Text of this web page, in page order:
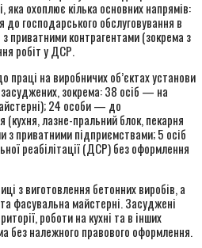
яка охоплює кілька основних напрямів:
до господарського обслуговування в
приватними контрагентами (зокрема з
робіт у ДСР.
на виробничих об’єктах установи
зокрема: 38 осіб — на
24 особи — до
(кухня, лазне-пральний блок, пекарня
приватними підприємствами; 5 осіб
реабілітації (ДСР) без оформлення
з виготовлення бетонних виробів, а
фасувальна майстерні. Засуджені
роботи на кухні та в інших
без належного правового оформлення.